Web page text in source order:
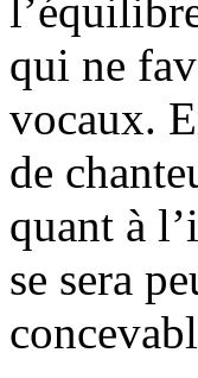
qui ne
vocaux.
de
quant à
se sera